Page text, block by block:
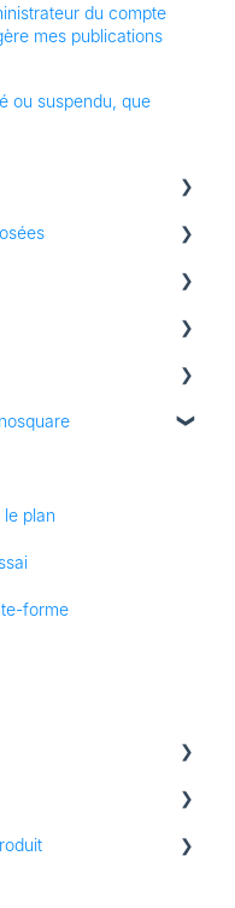
du compte
mes publications
ou suspendu, que
plan
forme